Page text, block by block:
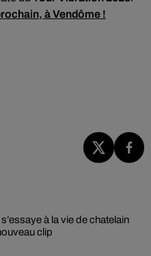
à Vendôme !
à la vie de chatelain
clip